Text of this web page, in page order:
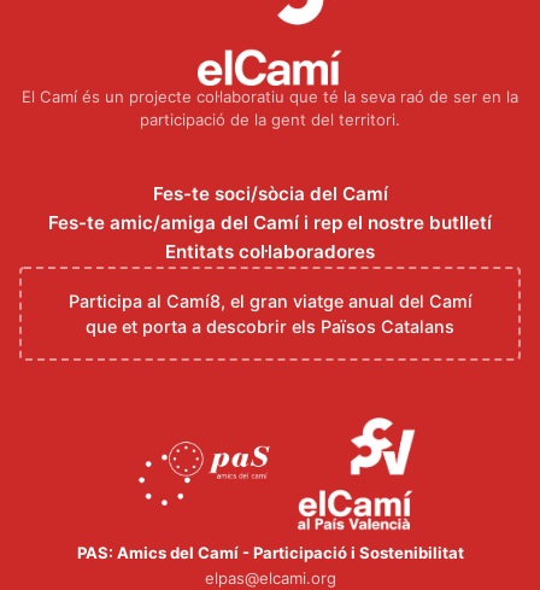
El Camí és un projecte col·laboratiu que té la seva raó de ser en la
participació de la gent del territori.
Fes-te soci/sòcia del Camí
Fes-te amic/amiga del Camí i rep el nostre butlletí
Entitats col·laboradores
Participa al Camí8, el gran viatge anual del Camí
que et porta a descobrir els Països Catalans
PAS: Amics del Camí - Participació i Sostenibilitat
elpas@elcami.org